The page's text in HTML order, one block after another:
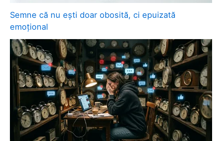
Semne că nu ești doar obosită, ci epuizată
emoțional